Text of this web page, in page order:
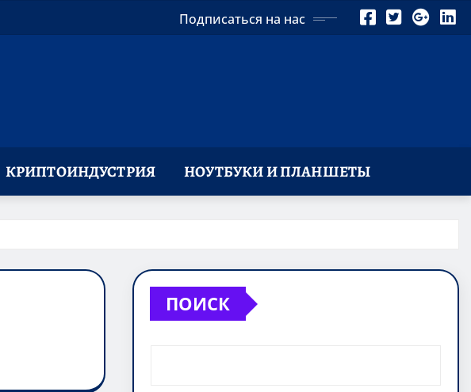
Подписаться на нас
КРИПТОИНДУСТРИЯ НОУТБУКИ И ПЛАНШЕТЫ
ПОИСК